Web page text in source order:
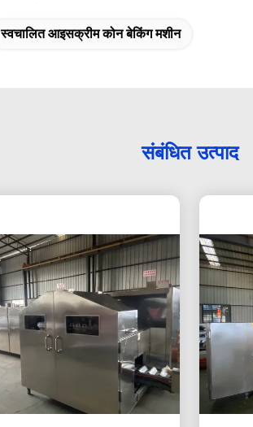
स्वचालित आइसक्रीम कोन बेकिंग मशीन
संबंधित उत्पाद